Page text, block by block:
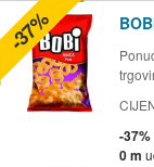
-37%
0 m
-37%